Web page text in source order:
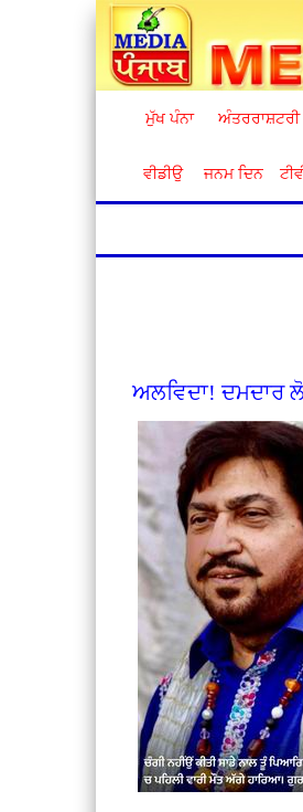
ਮੁੱਖ ਪੰਨਾ ਅੰਤਰਰਾਸ਼ਟਰੀ
ਵੀਡੀਉ ਜਨਮ ਦਿਨ
ਅਲਵਿਦਾ! ਦਮਦਾਰ